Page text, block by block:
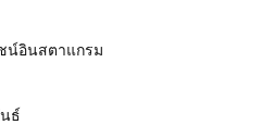
น์อินสตาแกรม
ธ์